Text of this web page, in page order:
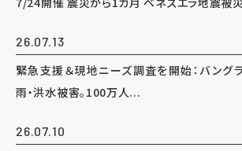
26.07.13
緊急支援＆現地ニーズ調査を開始：バング
雨・洪水被害。100万人...
26.07.10